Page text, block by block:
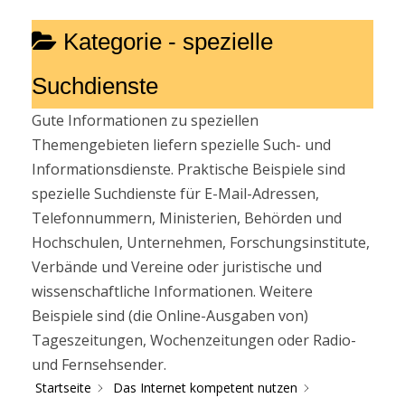
Kategorie - spezielle
Suchdienste
Gute Informationen zu speziellen
Themengebieten liefern spezielle Such- und
Informationsdienste. Praktische Beispiele sind
spezielle Suchdienste für E-Mail-Adressen,
Telefonnummern, Ministerien, Behörden und
Hochschulen, Unternehmen, Forschungsinstitute,
Verbände und Vereine oder juristische und
wissenschaftliche Informationen. Weitere
Beispiele sind (die Online-Ausgaben von)
Tageszeitungen, Wochenzeitungen oder Radio-
und Fernsehsender.
Startseite
Das Internet kompetent nutzen